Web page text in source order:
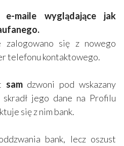
e-maile wyglądające jak
się z nowego
telefonu kontaktowego.
samdzwoni pod wskazany
jego dane na Profilu
się z nim bank.
bank, lecz oszust